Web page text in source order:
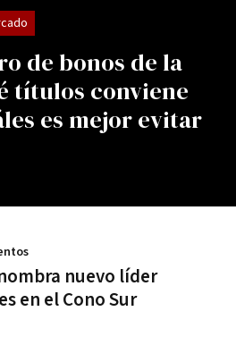
de bonos de la
títulos conviene
es mejor evitar
nuevo líder
en el Cono Sur